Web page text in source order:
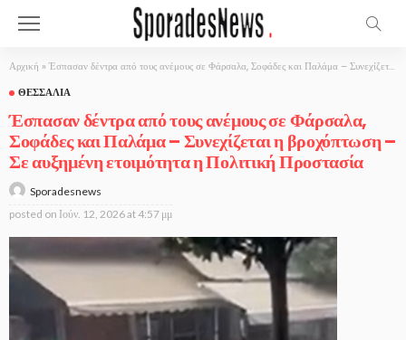
Αρχική »Έσπασαν δέντρα από τους ανέμους σε Φάρσαλα, Σοφάδες και Παλάμα – Συνεχίζεται η βροχόπτωση – Σε αυξημένη ετοιμότητα η Πολιτική Προστασία
ΘΕΣΣΑΛΊΑ
Έσπασαν δέντρα από τους ανέμους σε Φάρσαλα,
Σοφάδες και Παλάμα – Συνεχίζεται η βροχόπτωση –
Σε αυξημένη ετοιμότητα η Πολιτική Προστασία
Sporadesnews
posted on Ιούν. 12, 2026 at 4:57 μμ